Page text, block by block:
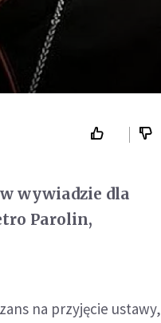
wywiadzie dla
Parolin,
na przyjęcie ustawy,